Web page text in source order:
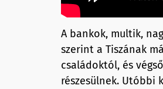
A bankok, multik,
szerint a Tiszának
családoktól, és
részesülnek. Utóbbi